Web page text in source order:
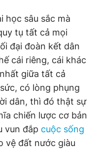
học sâu sắc mà
tụ tất cả mọi
đại đoàn kết dân
cái riêng, cái khác
giữa tất cả
có lòng phụng
dân, thì đó thật sự
chiến lược cơ bản
vun đắp cuộc sống
vệ đất nước giàu